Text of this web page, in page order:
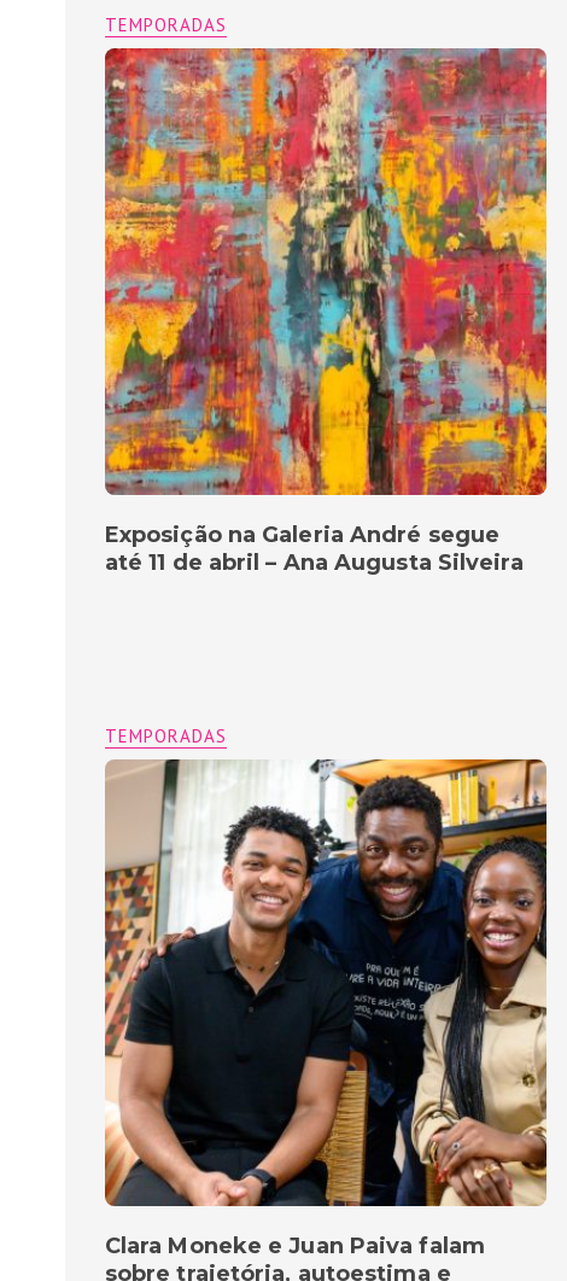
TEMPORADAS
Exposição na Galeria André segue
até 11 de abril – Ana Augusta Silveira
TEMPORADAS
Clara Moneke e Juan Paiva falam
sobre trajetória, autoestima e